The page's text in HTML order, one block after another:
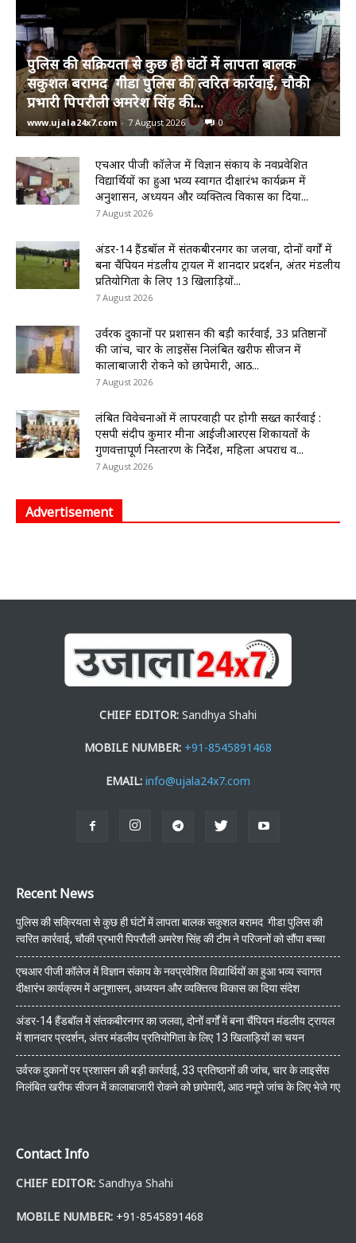
पुलिस की सक्रियता से कुछ ही घंटों में लापता बालक
सकुशल बरामद गीडा पुलिस की त्वरित कार्रवाई, चौकी
प्रभारी पिपरौली अमरेश सिंह की...
www.ujala24x7.com - 7 August 2026 0
एचआर पीजी कॉलेज में विज्ञान संकाय के नवप्रवेशित
विद्यार्थियों का हुआ भव्य स्वागत दीक्षारंभ कार्यक्रम में
अनुशासन, अध्ययन और व्यक्तित्व विकास का दिया...
7 August 2026
अंडर-14 हैंडबॉल में संतकबीरनगर का जलवा, दोनों वर्गों में
बना चैंपियन मंडलीय ट्रायल में शानदार प्रदर्शन, अंतर मंडलीय
प्रतियोगिता के लिए 13 खिलाड़ियों...
7 August 2026
उर्वरक दुकानों पर प्रशासन की बड़ी कार्रवाई, 33 प्रतिष्ठानों
की जांच, चार के लाइसेंस निलंबित खरीफ सीजन में
कालाबाजारी रोकने को छापेमारी, आठ...
7 August 2026
लंबित विवेचनाओं में लापरवाही पर होगी सख्त कार्रवाई :
एसपी संदीप कुमार मीना आईजीआरएस शिकायतों के
गुणवत्तापूर्ण निस्तारण के निर्देश, महिला अपराध व...
7 August 2026
Advertisement
CHIEF EDITOR: Sandhya Shahi
MOBILE NUMBER: +91-8545891468
EMAIL: info@ujala24x7.com
Recent News
पुलिस की सक्रियता से कुछ ही घंटों में लापता बालक सकुशल बरामद गीडा पुलिस की
त्वरित कार्रवाई, चौकी प्रभारी पिपरौली अमरेश सिंह की टीम ने परिजनों को सौंपा बच्चा
एचआर पीजी कॉलेज में विज्ञान संकाय के नवप्रवेशित विद्यार्थियों का हुआ भव्य स्वागत
दीक्षारंभ कार्यक्रम में अनुशासन, अध्ययन और व्यक्तित्व विकास का दिया संदेश
अंडर-14 हैंडबॉल में संतकबीरनगर का जलवा, दोनों वर्गों में बना चैंपियन मंडलीय ट्रायल
में शानदार प्रदर्शन, अंतर मंडलीय प्रतियोगिता के लिए 13 खिलाड़ियों का चयन
उर्वरक दुकानों पर प्रशासन की बड़ी कार्रवाई, 33 प्रतिष्ठानों की जांच, चार के लाइसेंस
निलंबित खरीफ सीजन में कालाबाजारी रोकने को छापेमारी, आठ नमूने जांच के लिए भेजे गए
Contact Info
CHIEF EDITOR: Sandhya Shahi
MOBILE NUMBER: +91-8545891468